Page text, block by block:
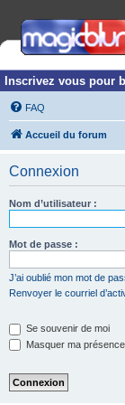
Inscrivez vous pour
FAQ
Accueil du forum
Connexion
Nom d’utilisateur :
Mot de passe :
J’ai oublié mon mot de
Renvoyer le courriel
Se souvenir de moi
Masquer ma